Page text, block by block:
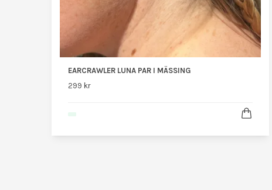
EARCRAWLER LUNA PAR I MÄSSING
299 kr